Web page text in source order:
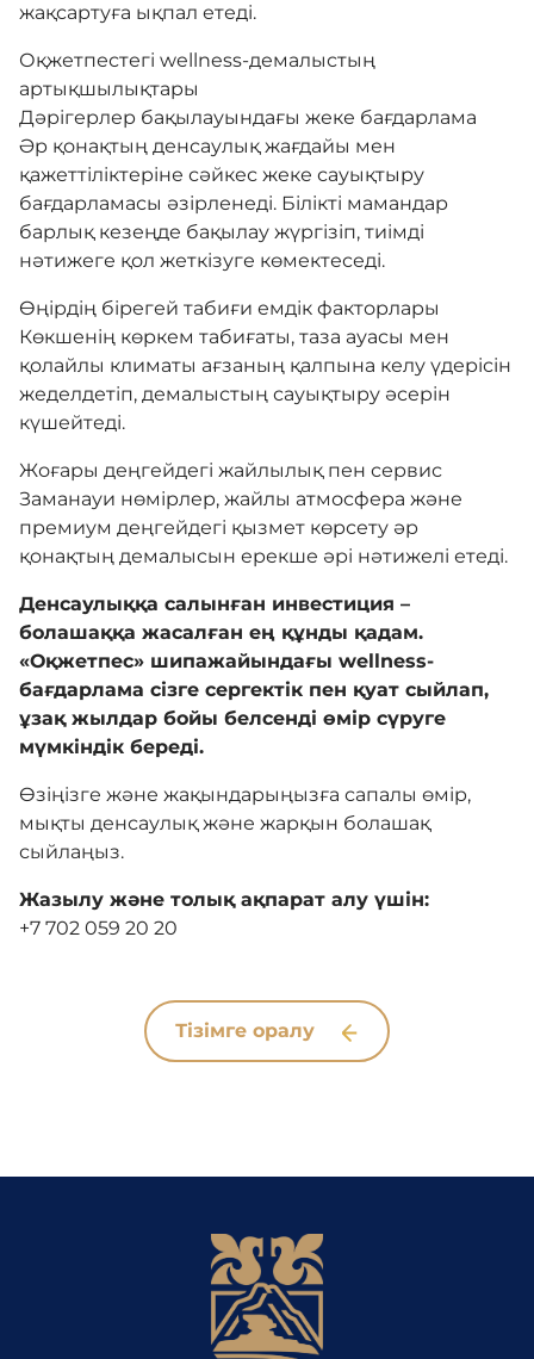
жақсартуға ықпал етеді.
Оқжетпестегі wellness-демалыстың
артықшылықтары
Дәрігерлер бақылауындағы жеке бағдарлама
Әр қонақтың денсаулық жағдайы мен
қажеттіліктеріне сәйкес жеке сауықтыру
бағдарламасы әзірленеді. Білікті мамандар
барлық кезеңде бақылау жүргізіп, тиімді
нәтижеге қол жеткізуге көмектеседі.
Өңірдің бірегей табиғи емдік факторлары
Көкшенің көркем табиғаты, таза ауасы мен
қолайлы климаты ағзаның қалпына келу үдерісін
жеделдетіп, демалыстың сауықтыру әсерін
күшейтеді.
Жоғары деңгейдегі жайлылық пен сервис
Заманауи нөмірлер, жайлы атмосфера және
премиум деңгейдегі қызмет көрсету әр
қонақтың демалысын ерекше әрі нәтижелі етеді.
Денсаулыққа салынған инвестиция –
болашаққа жасалған ең құнды қадам.
«Оқжетпес» шипажайындағы wellness-
бағдарлама сізге сергектік пен қуат сыйлап,
ұзақ жылдар бойы белсенді өмір сүруге
мүмкіндік береді.
Өзіңізге және жақындарыңызға сапалы өмір,
мықты денсаулық және жарқын болашақ
сыйлаңыз.
Жазылу және толық ақпарат алу үшін:
+7 702 059 20 20
Тізімге оралу